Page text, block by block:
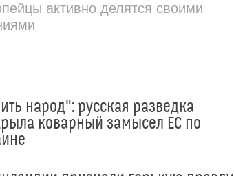
активно делятся своими
народ": русская разведка
коварный замысел ЕС по